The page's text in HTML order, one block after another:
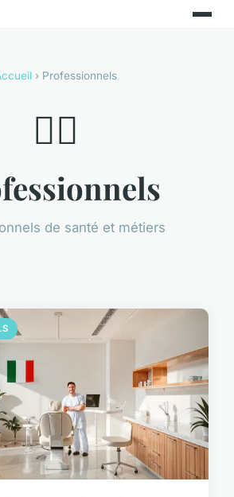
› Professionnels
👨‍⚕️
de santé et métiers